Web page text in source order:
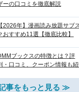
ーの口コミを徹底解説
【2026年】漫画読み放題サブ
おすすめ11選【徹底比較】
ブックスの特徴とは？評
・口コミ、クーポン情報も
事をもっと見る ≫